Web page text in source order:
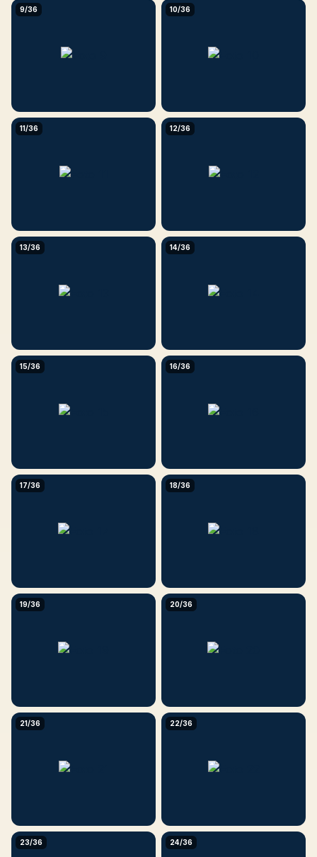
9/36 10/36
11/36 12/36
13/36 14/36
15/36 16/36
17/36 18/36
19/36 20/36
21/36 22/36
23/36 24/36